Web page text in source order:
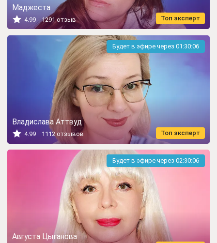
Топ эксперт
Маджеста
4.99 1291 отзыв
Будет в эфире через 01:30:05
Топ эксперт
Владислава Аттвуд
4.99 1112 отзывов
Будет в эфире через 02:30:05
Августа Цыганова